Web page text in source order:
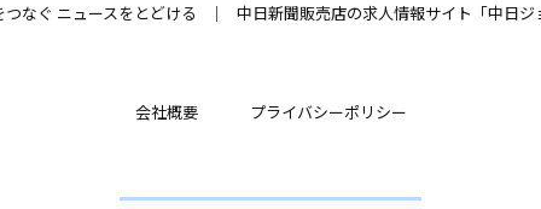
つなぐ ニュースをとどける 中日新聞販売店の求人情報サイト「中日ジ
会社概要 プライバシーポリシー